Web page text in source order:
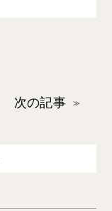
次の記事